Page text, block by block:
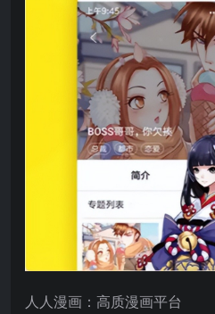
人人漫画：高质漫画平台